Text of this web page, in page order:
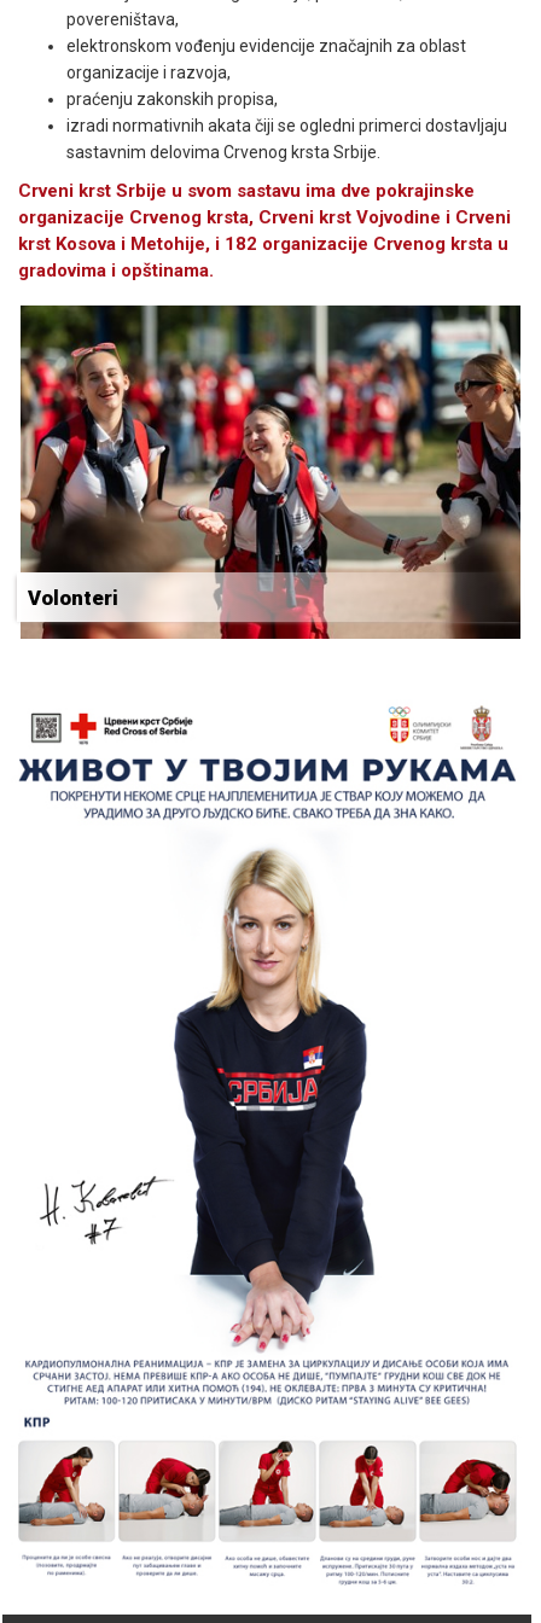
povereništava,
elektronskom vođenju evidencije značajnih za oblast
organizacije i razvoja,
praćenju zakonskih propisa,
izradi normativnih akata čiji se ogledni primerci dostavljaju
sastavnim delovima Crvenog krsta Srbije.
Crveni krst Srbije u svom sastavu ima dve pokrajinske
organizacije Crvenog krsta, Crveni krst Vojvodine i Crveni
krst Kosova i Metohije, i 182 organizacije Crvenog krsta u
gradovima i opštinama.
Volonteri